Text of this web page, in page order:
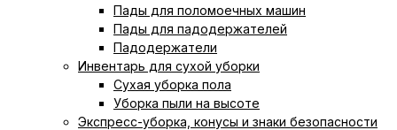
Пады для поломоечных машин
Пады для падодержателей
Падодержатели
Инвентарь для сухой уборки
Сухая уборка пола
Уборка пыли на высоте
Экспресс-уборка, конусы и знаки безопасности